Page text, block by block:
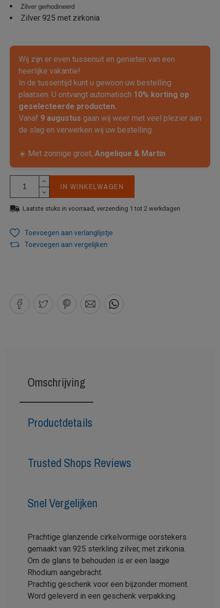
Zilver gerhodineerd
Zilver 925 met zirkonia
Wij zijn er even tussenuit en genieten van een
heerlijke vakantie!
In de tussentijd kunt u gewoon uw bestelling
plaatsen. U ontvangt automatisch 10% korting op
geselecteerde producten.
Vanaf 9 augustus gaan wij weer met veel plezier aan
de slag en verwerken wij uw bestelling.
☀️ Met zonnige groet, Angelique & Martin
IN WINKELWAGEN
Laatste stuks in voorraad, verzending 1 tot 2 werkdagen
Toevoegen aan verlanglijstje
Toevoegen aan vergelijken
Omschrijving
Productdetails
Trusted Shops Reviews
Snel Vergelijken
Prachtige glanzende cirkelvormige oorstekers
gemaakt van 925 sterkling zilver, met zirkonia.
Om de glans te behouden is er een laagje
Rhodium aangebracht.
Prachtig geschenk voor een bijzonder moment.
Word geleverd in een geschenk verpakking.